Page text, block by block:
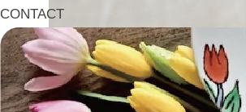
CONTACT